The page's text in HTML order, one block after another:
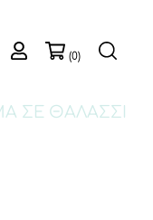
(0)
ΣΕ ΘΑΛΑΣΣΙ